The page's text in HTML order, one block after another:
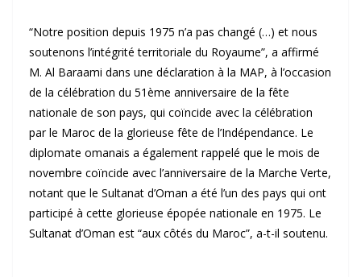
“Notre position depuis 1975 n’a pas changé (…) et nous
soutenons l’intégrité territoriale du Royaume”, a affirmé
M. Al Baraami dans une déclaration à la MAP, à l’occasion
de la célébration du 51ème anniversaire de la fête
nationale de son pays, qui coïncide avec la célébration
par le Maroc de la glorieuse fête de l’Indépendance. Le
diplomate omanais a également rappelé que le mois de
novembre coïncide avec l’anniversaire de la Marche Verte,
notant que le Sultanat d’Oman a été l’un des pays qui ont
participé à cette glorieuse épopée nationale en 1975. Le
Sultanat d’Oman est “aux côtés du Maroc”, a-t-il soutenu.